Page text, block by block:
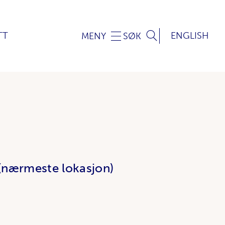
MENY SØK ENGLISH
lokasjon)